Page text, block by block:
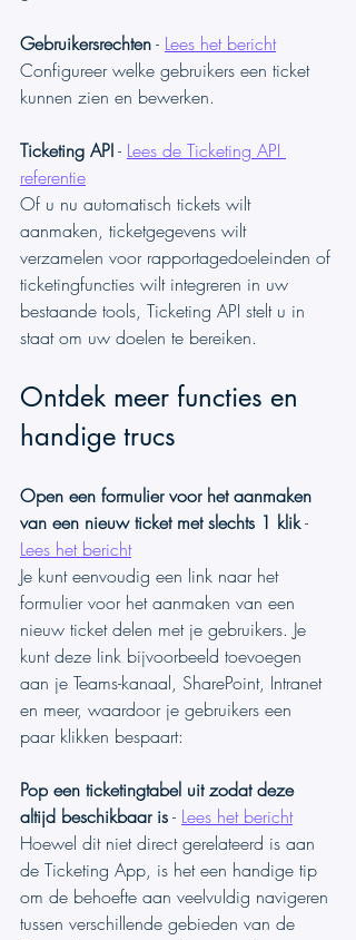
Gebruikersrechten - Lees het bericht
Configureer welke gebruikers een ticket
kunnen zien en bewerken.
Ticketing API - Lees de Ticketing API
referentie
Of u nu automatisch tickets wilt
aanmaken, ticketgegevens wilt
verzamelen voor rapportagedoeleinden of
ticketingfuncties wilt integreren in uw
bestaande tools, Ticketing API stelt u in
staat om uw doelen te bereiken.
Ontdek meer functies en
handige trucs
Open een formulier voor het aanmaken
van een nieuw ticket met slechts 1 klik -
Lees het bericht
Je kunt eenvoudig een link naar het
formulier voor het aanmaken van een
nieuw ticket delen met je gebruikers. Je
kunt deze link bijvoorbeeld toevoegen
aan je Teams-kanaal, SharePoint, Intranet
en meer, waardoor je gebruikers een
paar klikken bespaart:
Pop een ticketingtabel uit zodat deze
altijd beschikbaar is - Lees het bericht
Hoewel dit niet direct gerelateerd is aan
de Ticketing App, is het een handige tip
om de behoefte aan veelvuldig navigeren
tussen verschillende gebieden van de